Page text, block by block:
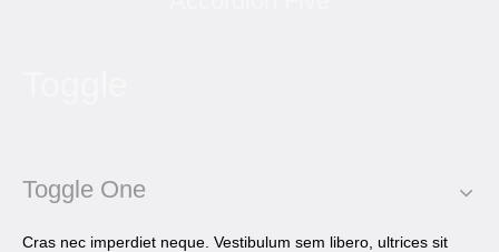
Toggle One
Cras nec imperdiet neque. Vestibulum sem libero, ultrices sit